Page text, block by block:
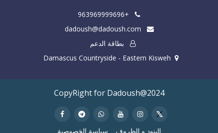
+963969999696
بطاقة الدعم
Damascus Countryside - Eastern Kisweh
CopyRight for Dadoush@2024
البنود و الظروف سياسة الخصوصية